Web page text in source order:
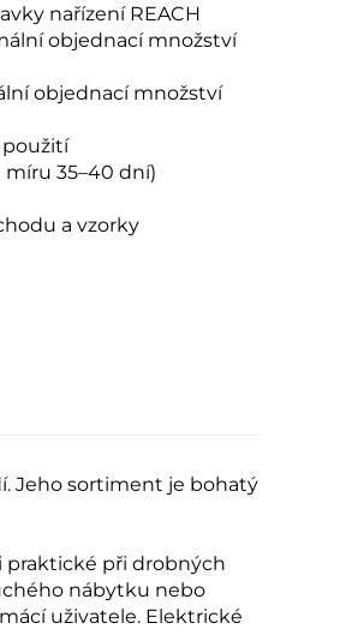
nařízení REACH
objednací množství
objednací množství
použití
míru 35–40 dní)
a vzorky
Jeho sortiment je bohatý
praktické při drobných
nábytku nebo
uživatele. Elektrické